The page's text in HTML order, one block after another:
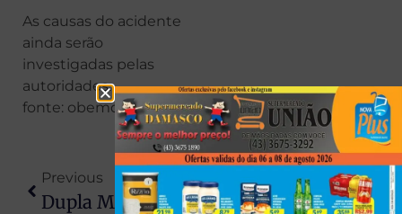
As causas do acidente
ainda serão
investigadas pelas
autoridades.
fonte: obemdito
Previous
Dupla Morre Em Intensa Troca De Tiros Em Marialva; Mulher É Baleada E Socorrida Em Estado Grave
Next
Operação Conjunta Prende Suspeito Por Tráfico De Drogas Em Colorado